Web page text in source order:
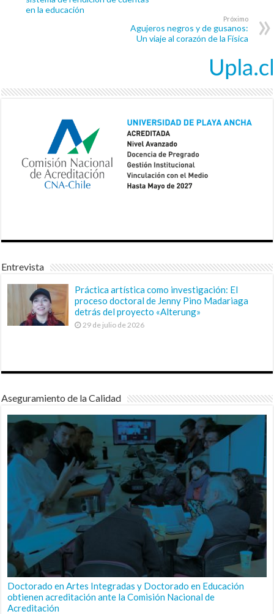
en la educación
Próximo
Agujeros negros y de gusanos:
Un viaje al corazón de la Física
Entrevista
Práctica artística como investigación: El
proceso doctoral de Jenny Pino Madariaga
detrás del proyecto «Alterung»
29 de julio de 2026
Aseguramiento de la Calidad
Doctorado en Artes Integradas y Doctorado en Educación
obtienen acreditación ante la Comisión Nacional de
Acreditación